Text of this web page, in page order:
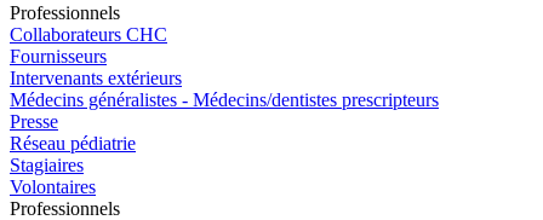
Professionnels
Collaborateurs CHC
Fournisseurs
Intervenants extérieurs
Médecins généralistes - Médecins/dentistes prescripteurs
Presse
Réseau pédiatrie
Stagiaires
Volontaires
Professionnels